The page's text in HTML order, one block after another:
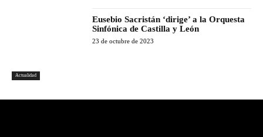
Actualidad
Eusebio Sacristán ‘dirige’ a la Orquesta
Sinfónica de Castilla y León
23 de octubre de 2023